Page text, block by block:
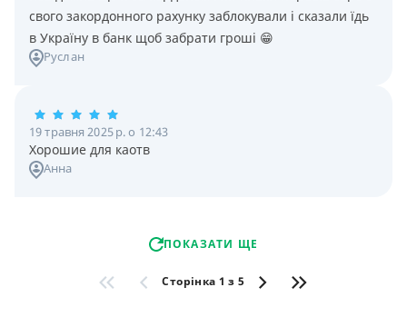
свого закордонного рахунку заблокували і сказали їдь
в Україну в банк щоб забрати гроші 😁
Руслан
19 травня 2025 р. о 12:43
Хорошие для каотв
Анна
ПОКАЗАТИ ЩЕ
Сторінка 1 з 5